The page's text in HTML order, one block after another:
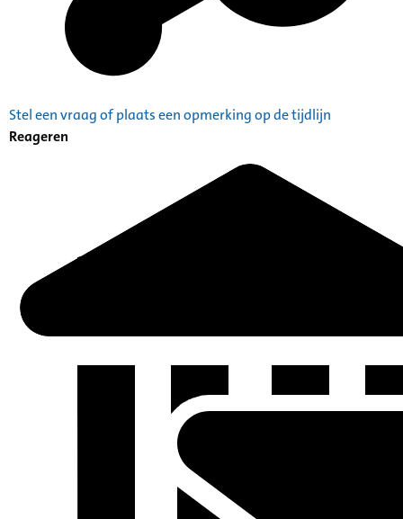
Stel een vraag of plaats een opmerking op de tijdlijn
Reageren